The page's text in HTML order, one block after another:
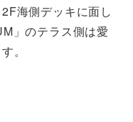
海側デッキに面し
」のテラス側は愛
。